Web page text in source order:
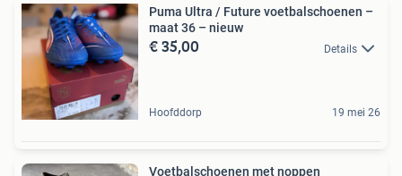
Puma Ultra / Future voetbalschoenen –
maat 36 – nieuw
€ 35,00 Details
Hoofddorp 19 mei 26
Voetbalschoenen met noppen